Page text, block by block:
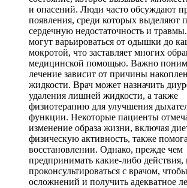
и опасений. Люди часто обсуждают
появления, среди которых выделяют
сердечную недостаточность и
могут варьироваться от одышки до
мокротой, что заставляет многих
медицинской помощью. Важно
лечение зависит от причины
жидкости. Врач может назначить
удаления лишней жидкости, а также
физиотерапию для улучшения
функции. Некоторые пациенты
изменение образа жизни, включая
физическую активность, также
восстановлении. Однако, прежде чем
предпринимать какие-либо действия,
проконсультироваться с врачом,
осложнений и получить адекватное